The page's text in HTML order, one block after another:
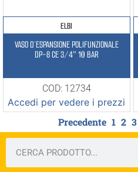
ELBI
VASO D’ESPANSIONE POLIFUNZIONALE
DP-8 CE 3/4″ 10 BAR
COD: 12734
Accedi per vedere i prezzi
Precedente 1 2 3